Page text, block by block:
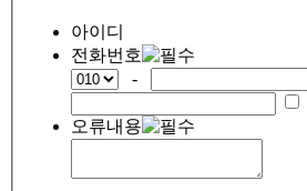
아이디
전화번호
-
오류내용